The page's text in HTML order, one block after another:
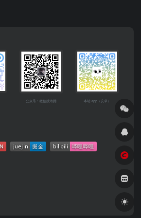
公众号：微信搜海拥 本站 app（安卓）